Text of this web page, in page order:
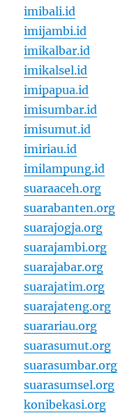
imibali.id
imijambi.id
imikalbar.id
imikalsel.id
imipapua.id
imisumbar.id
imisumut.id
imiriau.id
imilampung.id
suaraaceh.org
suarabanten.org
suarajogja.org
suarajambi.org
suarajabar.org
suarajatim.org
suarajateng.org
suarariau.org
suarasumut.org
suarasumbar.org
suarasumsel.org
konibekasi.org